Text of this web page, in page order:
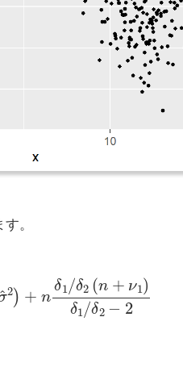
。
2( n+ ν1) δ1 /δ2